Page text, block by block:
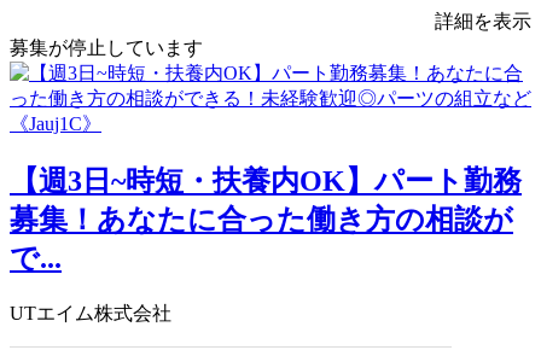
詳細を表示
募集が停止しています
【週3日~時短・扶養内OK】パート勤務
募集！あなたに合った働き方の相談が
で...
UTエイム株式会社